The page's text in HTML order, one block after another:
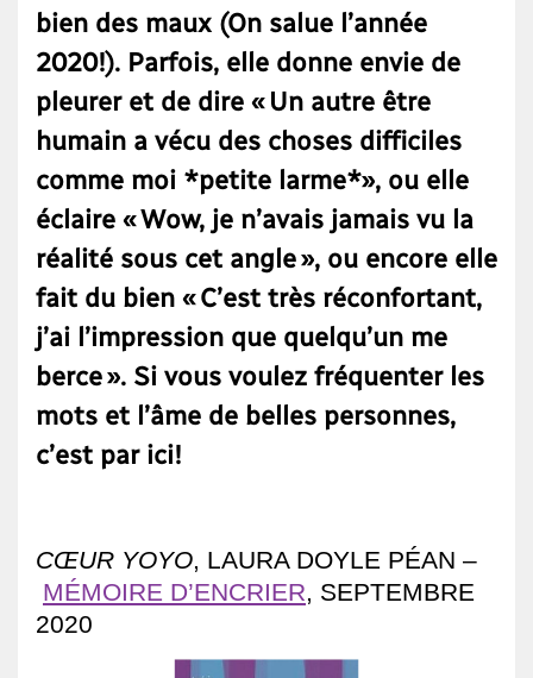
bien des maux (On salue l’année
2020!). Parfois, elle donne envie de
pleurer et de dire « Un autre être
humain a vécu des choses difficiles
comme moi *petite larme*», ou elle
éclaire « Wow, je n’avais jamais vu la
réalité sous cet angle », ou encore elle
fait du bien « C’est très réconfortant,
j’ai l’impression que quelqu’un me
berce ». Si vous voulez fréquenter les
mots et l’âme de belles personnes,
c’est par ici!
CŒUR YOYO, LAURA DOYLE PÉAN –
MÉMOIRE D’ENCRIER, SEPTEMBRE
2020